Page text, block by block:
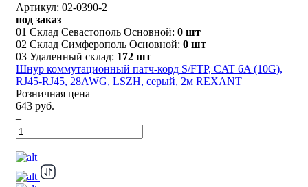
Артикул: 02-0390-2
под заказ
01 Склад Севастополь Основной: 0 шт
02 Склад Симферополь Основной: 0 шт
03 Удаленный склад: 172 шт
Шнур коммутационный патч-корд S/FTP, CAT 6A (10G),
RJ45-RJ45, 28AWG, LSZH, серый, 2м REXANT
Розничная цена
643 руб.
–
+